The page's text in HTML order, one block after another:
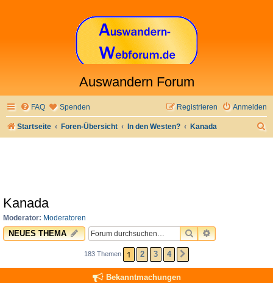
Auswandern Forum
FAQ Spenden Anmelden
Registrieren
Startseite Foren-Übersicht In den Westen? Kanada
Kanada
Moderator: Moderatoren
NEUES THEMA SUCHEERWEITERTE
183 Themen 1 2 3 4
Bekanntmachungen